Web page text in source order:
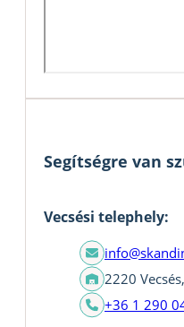
Segítségre van
Vecsési telephely:
2220
+36 1 290